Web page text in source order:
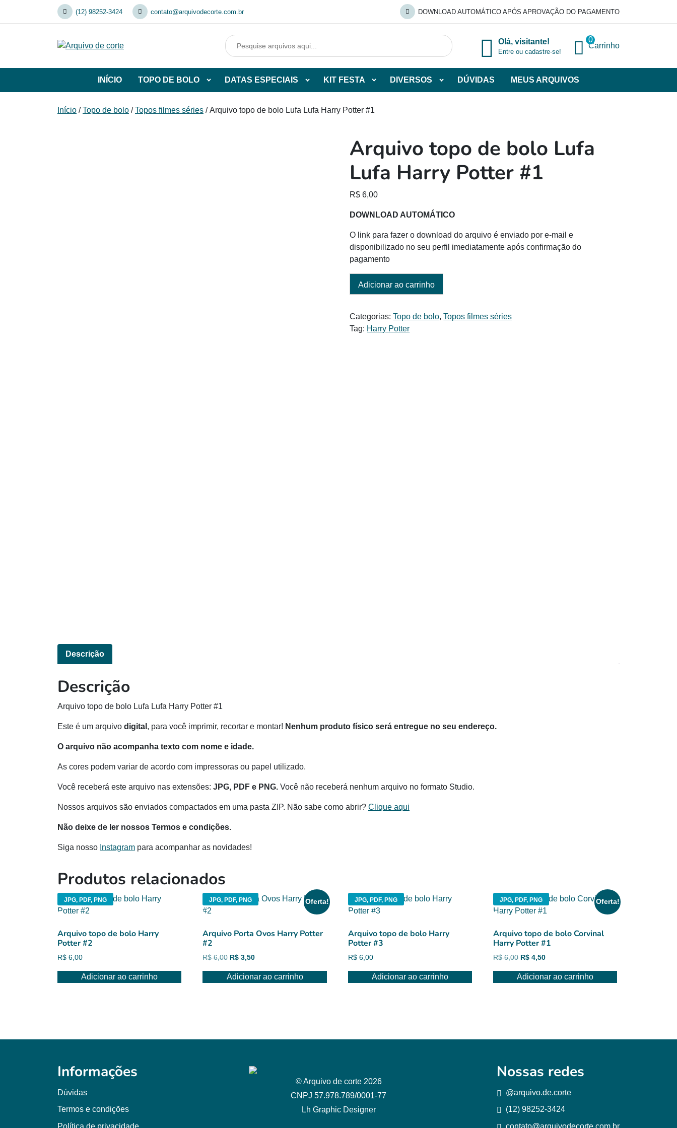
(12) 98252-3424 contato@arquivodecorte.com.br DOWNLOAD AUTOMÁTICO APÓS APROVAÇÃO DO PAGAMENTO
Olá, visitante!
Entre ou cadastre-se!
0
Carrinho
INÍCIO TOPO DE BOLO
de
DATAS ESPECIAIS
de
KIT FESTA
de
DIVERSOS DÚVIDAS MEUS ARQUIVOS
Início /Topo de bolo /Topos filmes séries / Arquivo topo de bolo Lufa Lufa Harry Potter #1
Arquivo topo de bolo Lufa
Lufa Harry Potter #1
R$ 6,00
DOWNLOAD AUTOMÁTICO
O link para fazer o download do arquivo é enviado por e-mail e
disponibilizado no seu perfil imediatamente após confirmação do
pagamento
Adicionar ao carrinho
Categorias:Topo de bolo,Topos filmes séries
Tag: Harry Potter
Descrição
Descrição
Arquivo topo de bolo Lufa Lufa Harry Potter #1
Este é um arquivo digital , para você imprimir, recortar e montar! Nenhum produto físico será entregue no seu endereço.
O arquivo não acompanha texto com nome e idade.
As cores podem variar de acordo com impressoras ou papel utilizado.
Você receberá este arquivo nas extensões: JPG, PDF e PNG. Você não receberá nenhum arquivo no formato Studio.
Nossos arquivos são enviados compactados em uma pasta ZIP. Não sabe como abrir? Clique aqui
Não deixe de ler nossos Termos e condições.
Siga nosso Instagram para acompanhar as novidades!
Produtos relacionados
JPG, PDF, PNG
Arquivo topo de bolo Harry
Potter #2
R$ 6,00
Adicionar ao carrinho
JPG, PDF, PNG Oferta!
Arquivo Porta Ovos Harry Potter
#2
R$6,00 O
original
R$ 3,50O
atual
Adicionar ao carrinho
JPG, PDF, PNG
Arquivo topo de bolo Harry
Potter #3
R$6,00
Adicionar ao carrinho
JPG, PDF, PNG Oferta!
Arquivo topo de bolo Corvinal
Harry Potter #1
R$6,00 O
original
R$ 4,50O
atual
Adicionar ao carrinho
Informações
Dúvidas
Termos e condições
Política de privacidade
© Arquivo de corte 2026
CNPJ 57.978.789/0001-77
Lh Graphic Designer
Nossas redes
@arquivo.de.corte
(12) 98252-3424
contato@arquivodecorte.com.br